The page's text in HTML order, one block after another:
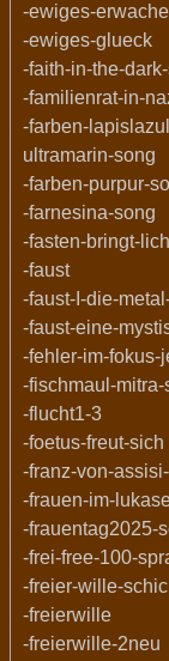
-ewiges-
-ewiges-glueck
-faith-in-the-
-familienrat-in-
-farben-
ultramarin-song
-farben-purpur-
-farnesina-song
-fasten-bringt-
-faust
-faust-I-die-
-faust-eine-
-fehler-im-fokus-
-fischmaul-mitra-
-flucht1-3
-foetus-freut-sich
-franz-von-
-frauen-im-
-frauentag2025-
-frei-free-100-
-freier-wille-
-freierwille
-freierwille-2neu